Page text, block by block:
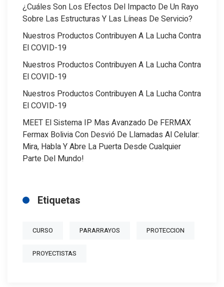
¿Cuáles Son Los Efectos Del Impacto De Un Rayo
Sobre Las Estructuras Y Las Líneas De Servicio?
Nuestros Productos Contribuyen A La Lucha Contra
El COVID-19
Nuestros Productos Contribuyen A La Lucha Contra
El COVID-19
Nuestros Productos Contribuyen A La Lucha Contra
El COVID-19
MEET El Sistema IP Mas Avanzado De FERMAX
Fermax Bolivia Con Desvió De Llamadas Al Celular:
Mira, Habla Y Abre La Puerta Desde Cualquier
Parte Del Mundo!
Etiquetas
CURSO PARARRAYOS PROTECCION
PROYECTISTAS